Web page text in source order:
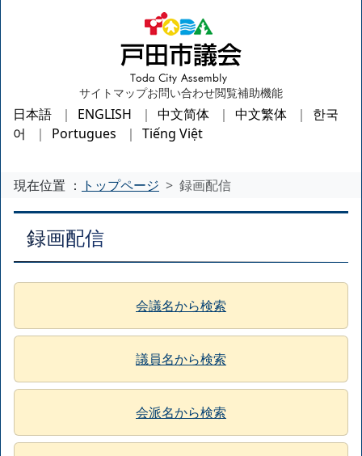
サイトマップお問い合わせ閲覧補助機能
日本語 ENGLISH 中文简体 中文繁体
한국
어
Portugues Tiếng Việt
現在位置 ： トップページ 録画配信
録画配信
会議名から検索
議員名から検索
会派名から検索